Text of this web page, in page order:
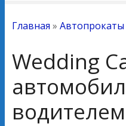
Главная » Автопрокаты
Wedding
водителем